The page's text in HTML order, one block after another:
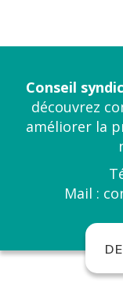
Conseil
découvrez
améliorer la
Mail :